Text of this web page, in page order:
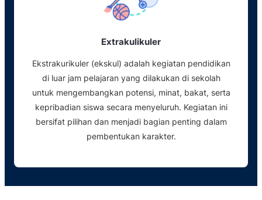
Extrakulikuler
Ekstrakurikuler (ekskul) adalah kegiatan pendidikan
di luar jam pelajaran yang dilakukan di sekolah
untuk mengembangkan potensi, minat, bakat, serta
kepribadian siswa secara menyeluruh. Kegiatan ini
bersifat pilihan dan menjadi bagian penting dalam
pembentukan karakter.